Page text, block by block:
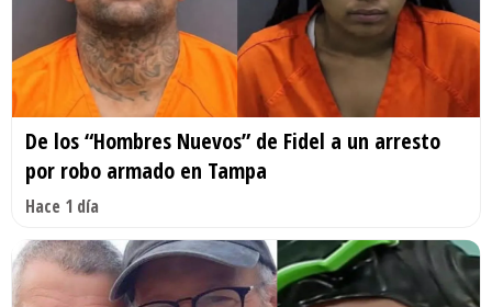
De los “Hombres Nuevos” de Fidel a un arresto
por robo armado en Tampa
Hace 1 día